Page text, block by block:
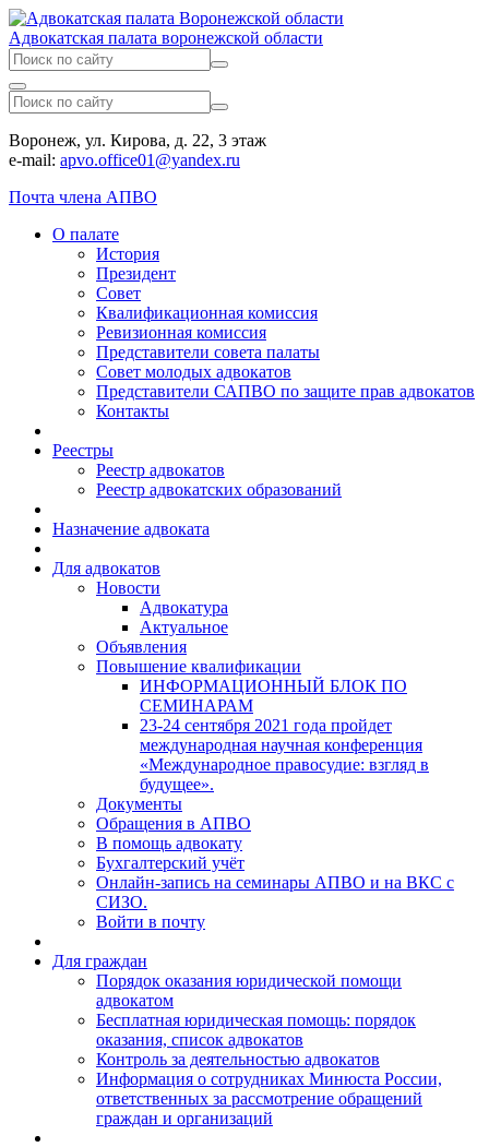
Адвокатская палата воронежской области
Воронеж, ул. Кирова, д. 22, 3 этаж
e-mail: apvo.office01@yandex.ru
Почта члена АПВО
О палате
История
Президент
Совет
Квалификационная комиссия
Ревизионная комиссия
Представители совета палаты
Совет молодых адвокатов
Представители САПВО по защите прав адвокатов
Контакты
Реестры
Реестр адвокатов
Реестр адвокатских образований
Назначение адвоката
Для адвокатов
Новости
Адвокатура
Актуальное
Объявления
Повышение квалификации
ИНФОРМАЦИОННЫЙ БЛОК ПО
СЕМИНАРАМ
23-24 сентября 2021 года пройдет
международная научная конференция
«Международное правосудие: взгляд в
будущее».
Документы
Обращения в АПВО
В помощь адвокату
Бухгалтерский учёт
Онлайн-запись на семинары АПВО и на ВКС с
СИЗО.
Войти в почту
Для граждан
Порядок оказания юридической помощи
адвокатом
Бесплатная юридическая помощь: порядок
оказания, список адвокатов
Контроль за деятельностью адвокатов
Информация о сотрудниках Минюста России,
ответственных за рассмотрение обращений
граждан и организаций